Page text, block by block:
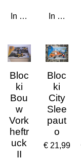
In winkelwagen
In
Bloc
ki
Bou
w
Vork
heftr
uck
II
Bloc
ki
City
Slee
paut
o
€ 21,99